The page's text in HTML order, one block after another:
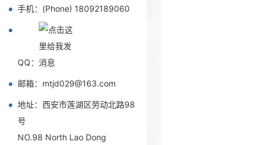
手机：(Phone) 18092189060
QQ：
邮箱：mtjd029@163.com
地址：西安市莲湖区劳动北路98
号
NO.98 North Lao Dong